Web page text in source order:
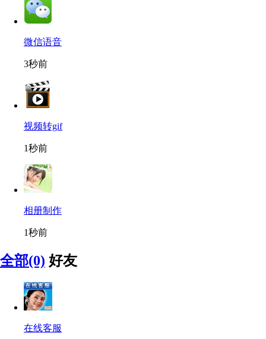
微信语音
3秒前
视频转gif
1秒前
相册制作
1秒前
全部(0) 好友
在线客服